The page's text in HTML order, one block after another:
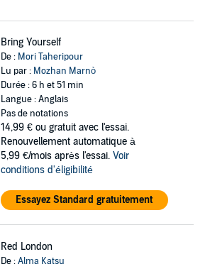
Bring Yourself
De : Mori Taheripour
Lu par : Mozhan Marnò
Durée : 6 h et 51 min
Langue : Anglais
Pas de notations
14,99 € ou gratuit avec l'essai.
Renouvellement automatique à
5,99 €/mois après l'essai. Voir
conditions d'éligibilité
Essayez Standard gratuitement
Red London
De :Alma Katsu